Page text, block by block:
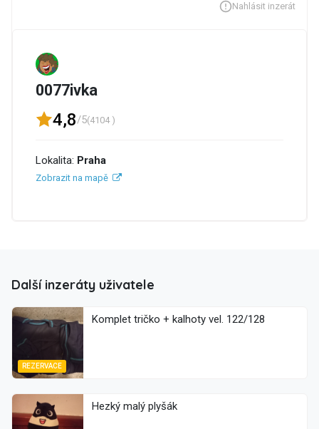
Nahlásit inzerát
0077ivka
4,8/5(4104 )
Lokalita: Praha
Zobrazit na mapě
Další inzeráty uživatele
REZERVACE
Komplet tričko + kalhoty vel. 122/128
Hezký malý plyšák